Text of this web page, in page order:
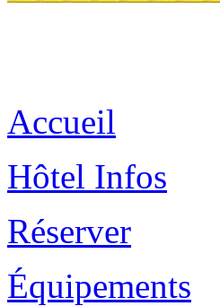
Accueil
Hôtel Infos
Réserver
Équipements